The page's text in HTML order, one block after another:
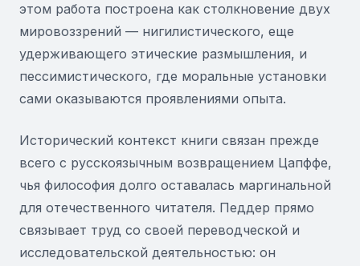
этом работа построена как столкновение двух
мировоззрений — нигилистического, еще
удерживающего этические размышления, и
пессимистического, где моральные установки
сами оказываются проявлениями опыта.
Исторический контекст книги связан прежде
всего с русскоязычным возвращением Цапффе,
чья философия долго оставалась маргинальной
для отечественного читателя. Педдер прямо
связывает труд со своей переводческой и
исследовательской деятельностью: он